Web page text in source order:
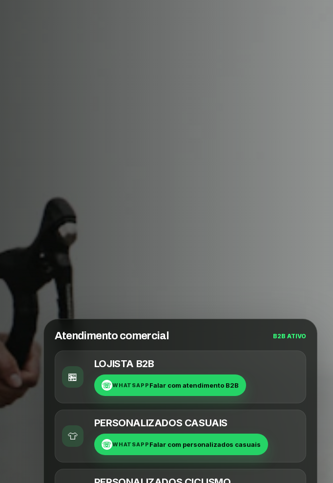
Atendimento comercial B2B ATIVO
🏪
LOJISTA B2B
WHATSAPP Falar com atendimento B2B
👕
PERSONALIZADOS CASUAIS
WHATSAPP Falar com personalizados casuais